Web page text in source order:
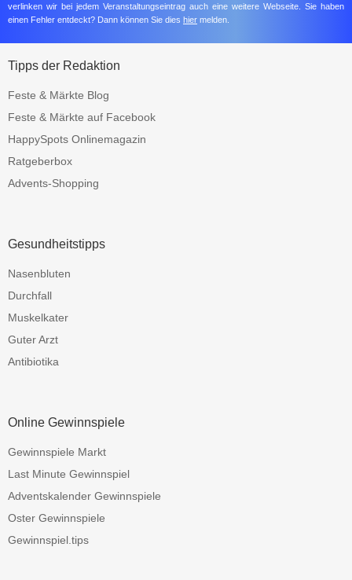
verlinken wir bei jedem Veranstaltungseintrag auch eine weitere Webseite. Sie haben
einen Fehler entdeckt? Dann können Sie dies hier melden.
Tipps der Redaktion
Feste & Märkte Blog
Feste & Märkte auf Facebook
HappySpots Onlinemagazin
Ratgeberbox
Advents-Shopping
Gesundheitstipps
Nasenbluten
Durchfall
Muskelkater
Guter Arzt
Antibiotika
Online Gewinnspiele
Gewinnspiele Markt
Last Minute Gewinnspiel
Adventskalender Gewinnspiele
Oster Gewinnspiele
Gewinnspiel.tips